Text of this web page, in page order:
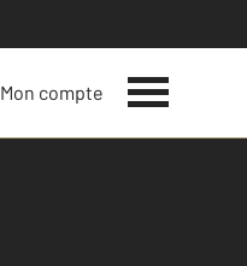
Mon compte